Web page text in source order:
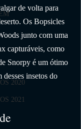
2020
2021
de volta para
Os Bopsicles
junto com uma
capturáveis, como
Snorpy é um ótimo
insetos do